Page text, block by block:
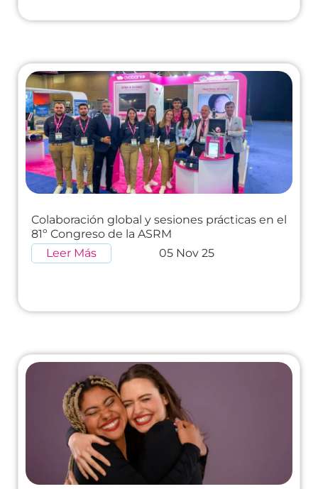
Colaboración global y sesiones prácticas en el
81º Congreso de la ASRM
Leer Más
05 Nov 25